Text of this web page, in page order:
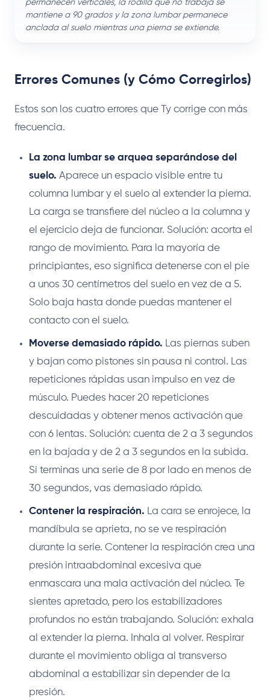
permanecen verticales, la rodilla que no trabaja se
mantiene a 90 grados y la zona lumbar permanece
anclada al suelo mientras una pierna se extiende.
Errores Comunes (y Cómo Corregirlos)
Estos son los cuatro errores que Ty corrige con más
frecuencia.
La zona lumbar se arquea separándose del
suelo. Aparece un espacio visible entre tu
columna lumbar y el suelo al extender la pierna.
La carga se transfiere del núcleo a la columna y
el ejercicio deja de funcionar. Solución: acorta el
rango de movimiento. Para la mayoría de
principiantes, eso significa detenerse con el pie
a unos 30 centímetros del suelo en vez de a 5.
Solo baja hasta donde puedas mantener el
contacto con el suelo.
Moverse demasiado rápido. Las piernas suben
y bajan como pistones sin pausa ni control. Las
repeticiones rápidas usan impulso en vez de
músculo. Puedes hacer 20 repeticiones
descuidadas y obtener menos activación que
con 6 lentas. Solución: cuenta de 2 a 3 segundos
en la bajada y de 2 a 3 segundos en la subida.
Si terminas una serie de 8 por lado en menos de
30 segundos, vas demasiado rápido.
Contener la respiración. La cara se enrojece, la
mandíbula se aprieta, no se ve respiración
durante la serie. Contener la respiración crea una
presión intraabdominal excesiva que
enmascara una mala activación del núcleo. Te
sientes apretado, pero los estabilizadores
profundos no están trabajando. Solución: exhala
al extender la pierna. Inhala al volver. Respirar
durante el movimiento obliga al transverso
abdominal a estabilizar sin depender de la
presión.